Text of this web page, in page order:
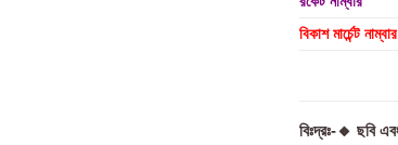
বিকাশ মার্চেন্ট নাম্বার
বিঃদ্রঃ-🔸 ছবি